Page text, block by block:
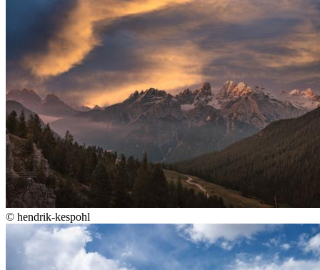
© hendrik-kespohl